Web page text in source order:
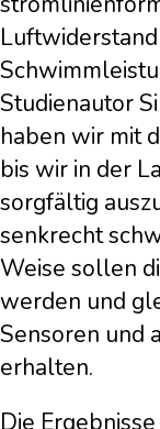
Studienautor
haben wir mit
bis wir in der
sorgfältig
senkrecht
Weise sollen
werden und
Sensoren und
erhalten.